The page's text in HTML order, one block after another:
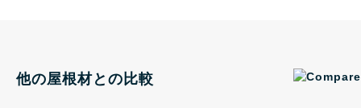
他の屋根材との比較